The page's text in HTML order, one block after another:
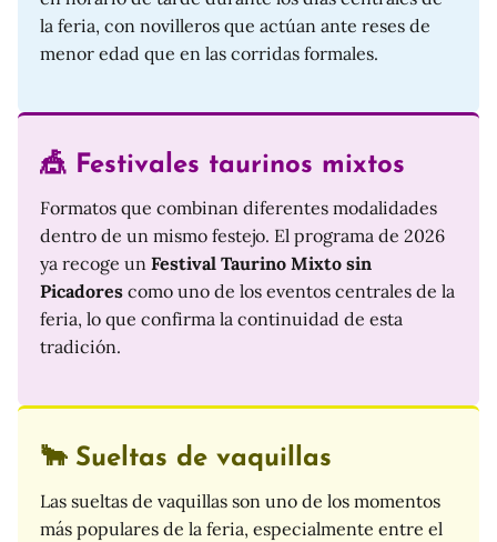
la feria, con novilleros que actúan ante reses de
menor edad que en las corridas formales.
🎪 Festivales taurinos mixtos
Formatos que combinan diferentes modalidades
dentro de un mismo festejo. El programa de 2026
ya recoge un Festival Taurino Mixto sin
Picadores como uno de los eventos centrales de la
feria, lo que confirma la continuidad de esta
tradición.
🐂 Sueltas de vaquillas
Las sueltas de vaquillas son uno de los momentos
más populares de la feria, especialmente entre el